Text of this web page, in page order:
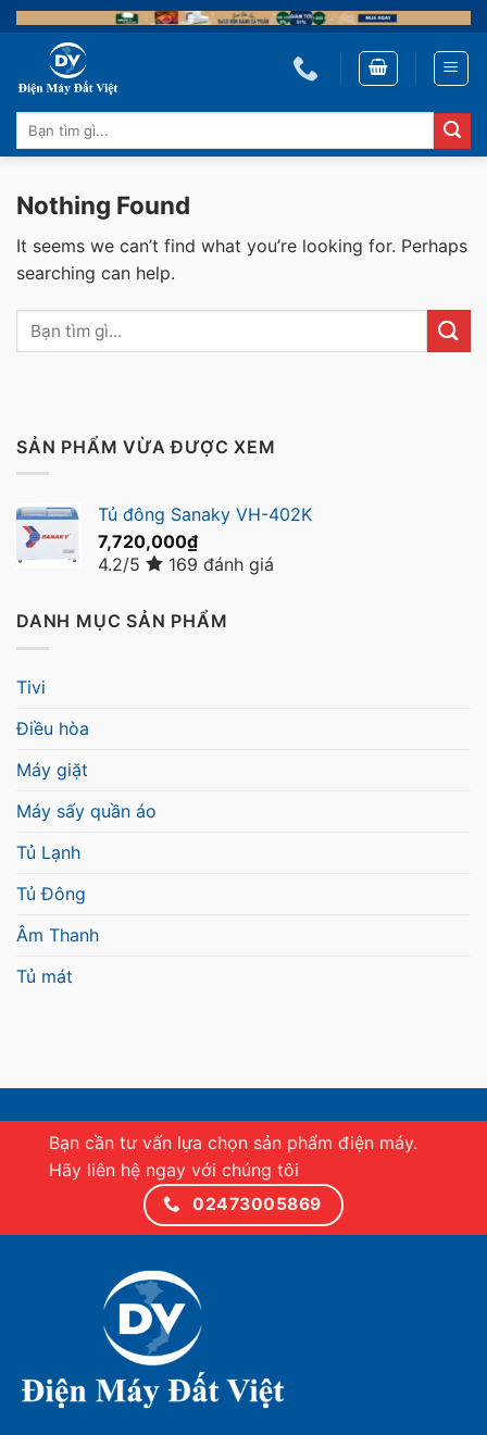
Skip
to
content
Tìm
kiếm:
Nothing Found
It seems we can’t find what you’re looking for. Perhaps
searching can help.
SẢN PHẨM VỪA ĐƯỢC XEM
Tủ đông Sanaky VH-402K
7,720,000₫
4.2/5
169 đánh giá
DANH MỤC SẢN PHẨM
Tivi
Điều hòa
Máy giặt
Máy sấy quần áo
Tủ Lạnh
Tủ Đông
Âm Thanh
Tủ mát
Bạn cần tư vấn lựa chọn sản phẩm điện máy.
Hãy liên hệ ngay với chúng tôi
02473005869